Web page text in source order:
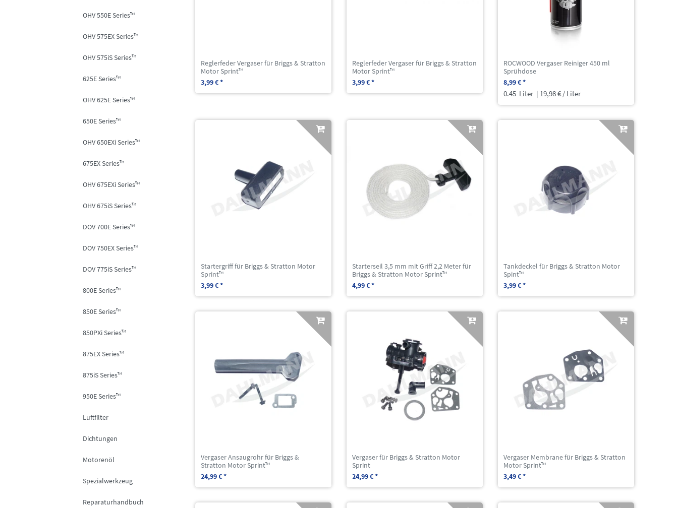
OHV 550E Series™
OHV 575EX Series™
OHV 575iS Series™
625E Series™
OHV 625E Series™
650E Series™
OHV 650EXi Series™
675EX Series™
OHV 675EXi Series™
OHV 675iS Series™
DOV 700E Series™
DOV 750EX Series™
DOV 775iS Series™
800E Series™
850E Series™
850PXi Series™
875EX Series™
875iS Series™
950E Series™
Luftfilter
Dichtungen
Motorenöl
Spezialwerkzeug
Reparaturhandbuch
Reglerfeder Vergaser für Briggs & Stratton
Motor Sprint™
3,99 € *
Reglerfeder Vergaser für Briggs & Stratton
Motor Sprint™
3,99 € *
ROCWOOD Vergaser Reiniger 450 ml
Sprühdose
8,99 € *
0.45 Liter | 19,98 € / Liter
Startergriff für Briggs & Stratton Motor
Sprint™
3,99 € *
Starterseil 3,5 mm mit Griff 2,2 Meter für
Briggs & Stratton Motor Sprint™
4,99 € *
Tankdeckel für Briggs & Stratton Motor
Spint™
3,99 € *
Vergaser Ansaugrohr für Briggs &
Stratton Motor Sprint™
24,99 € *
Vergaser für Briggs & Stratton Motor
Sprint
24,99 € *
Vergaser Membrane für Briggs & Stratton
Motor Sprint™
3,49 € *